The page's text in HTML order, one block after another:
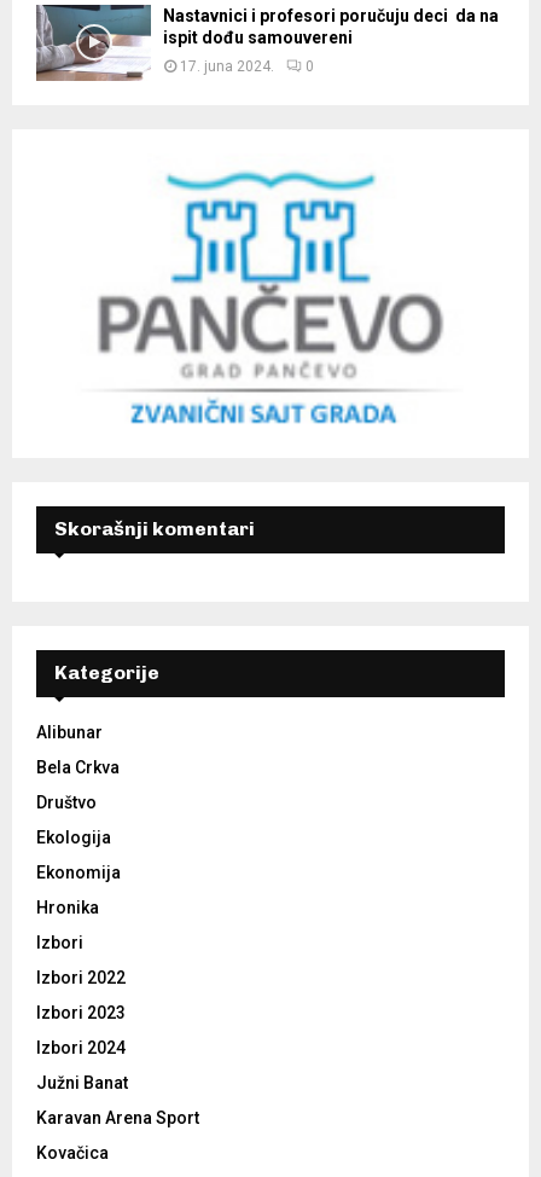
Nastavnici i profesori poručuju deci da na
ispit dođu samouvereni
17. juna 2024. 0
Skorašnji komentari
Kategorije
Alibunar
Bela Crkva
Društvo
Ekologija
Ekonomija
Hronika
Izbori
Izbori 2022
Izbori 2023
Izbori 2024
Južni Banat
Karavan Arena Sport
Kovačica